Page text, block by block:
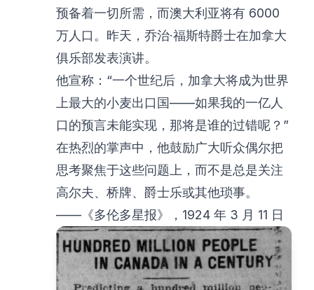
预备着一切所需，而澳大利亚将有 6000
万人口。昨天，乔治·福斯特爵士在加拿大
俱乐部发表演讲。
他宣称：“一个世纪后，加拿大将成为世界
上最大的小麦出口国——如果我的一亿人
口的预言未能实现，那将是谁的过错呢？”
在热烈的掌声中，他鼓励广大听众偶尔把
思考聚焦于这些问题上，而不是总是关注
高尔夫、桥牌、爵士乐或其他琐事。
——《多伦多星报》，1924 年 3 月 11 日